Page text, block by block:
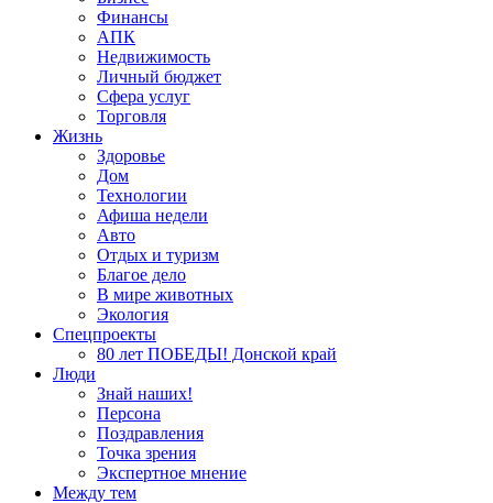
Финансы
АПК
Недвижимость
Личный бюджет
Сфера услуг
Торговля
Жизнь
Здоровье
Дом
Технологии
Афиша недели
Авто
Отдых и туризм
Благое дело
В мире животных
Экология
Спецпроекты
80 лет ПОБЕДЫ! Донской край
Люди
Знай наших!
Персона
Поздравления
Точка зрения
Экспертное мнение
Между тем